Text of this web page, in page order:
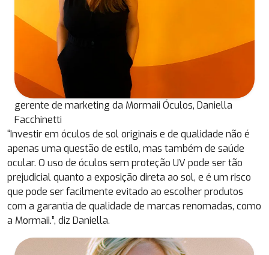
gerente de marketing da Mormaii Óculos, Daniella
Facchinetti
“Investir em óculos de sol originais e de qualidade não é
apenas uma questão de estilo, mas também de saúde
ocular. O uso de óculos sem proteção UV pode ser tão
prejudicial quanto a exposição direta ao sol, e é um risco
que pode ser facilmente evitado ao escolher produtos
com a garantia de qualidade de marcas renomadas, como
a Mormaii.”, diz Daniella.